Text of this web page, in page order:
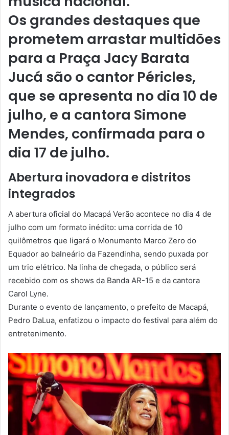
Os grandes destaques que
prometem arrastar multidões
para a Praça Jacy Barata
Jucá são o cantor Péricles,
que se apresenta no dia 10 de
julho, e a cantora Simone
Mendes, confirmada para o
dia 17 de julho.
Abertura inovadora e distritos
integrados
A abertura oficial do Macapá Verão acontece no dia 4 de
julho com um formato inédito: uma corrida de 10
quilômetros que ligará o Monumento Marco Zero do
Equador ao balneário da Fazendinha, sendo puxada por
um trio elétrico. Na linha de chegada, o público será
recebido com os shows da Banda AR-15 e da cantora
Carol Lyne.
Durante o evento de lançamento, o prefeito de Macapá,
Pedro DaLua, enfatizou o impacto do festival para além do
entretenimento.